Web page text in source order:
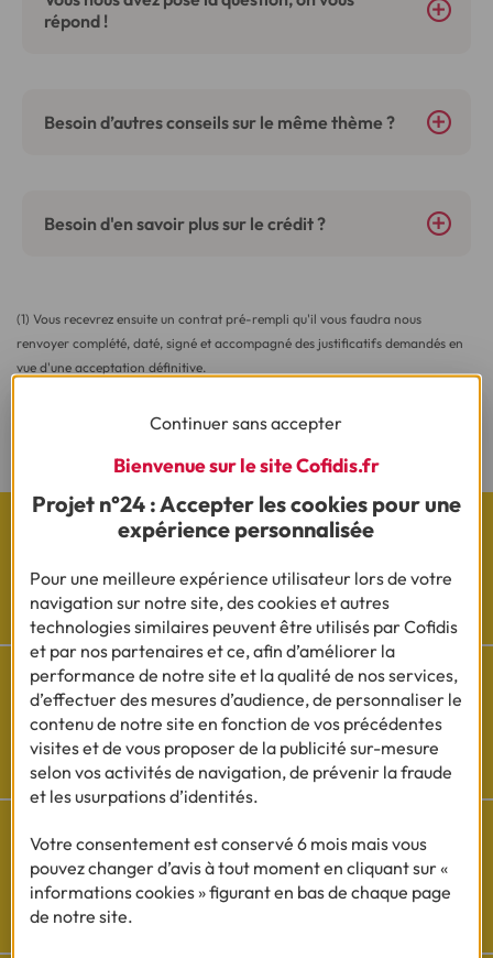
répond !
Besoin d’autres conseils sur le même thème ?
Besoin d'en savoir plus sur le crédit ?
(1) Vous recevrez ensuite un contrat pré-rempli qu'il vous faudra nous
renvoyer complété, daté, signé et accompagné des justificatifs demandés en
vue d'une acceptation définitive.
Les actualités Cofidis
Besoin d'aide ?
Découvrez l'espace questions/réponses
Cofidis sur les
Continuer sans accepter
Bienvenue sur le site Cofidis.fr
Projet n°24 : Accepter les cookies pour une
expérience personnalisée
Pour une meilleure expérience utilisateur lors de votre
navigation sur notre site, des cookies et autres
technologies similaires peuvent être utilisés par Cofidis
et par nos partenaires et ce, afin d’améliorer la
performance de notre site et la qualité de nos services,
d’effectuer des mesures d’audience, de personnaliser le
contenu de notre site en fonction de vos précédentes
visites et de vous proposer de la publicité sur-mesure
selon vos activités de navigation, de prévenir la fraude
et les usurpations d’identités.
Votre consentement est conservé 6 mois mais vous
pouvez changer d’avis à tout moment en cliquant sur «
informations cookies » figurant en bas de chaque page
de notre site.